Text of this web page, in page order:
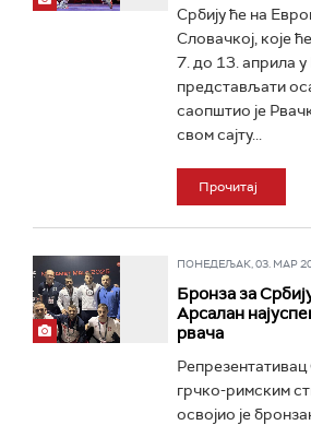
Србију ће на
Словачкој, које
7. до 13. априла
представљати
саопштио је
свом сајту...
Прочитај
ПОНЕДЕЉАК, 03. МАР
Бронза за
Арсалан
рвача
грчко-римским
освојио је